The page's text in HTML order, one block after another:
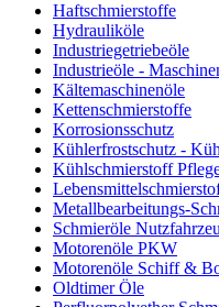
Haftschmierstoffe
Hydrauliköle
Industriegetriebeöle
Industrieöle -
Kältemaschinenöle
Kettenschmierstoffe
Korrosionsschutz
Kühlerfrostschutz -
Kühlschmierstoff
Metallbearbeitungs-
Schmieröle
Motorenöle PKW
Motorenöle Schiff &
Oldtimer Öle